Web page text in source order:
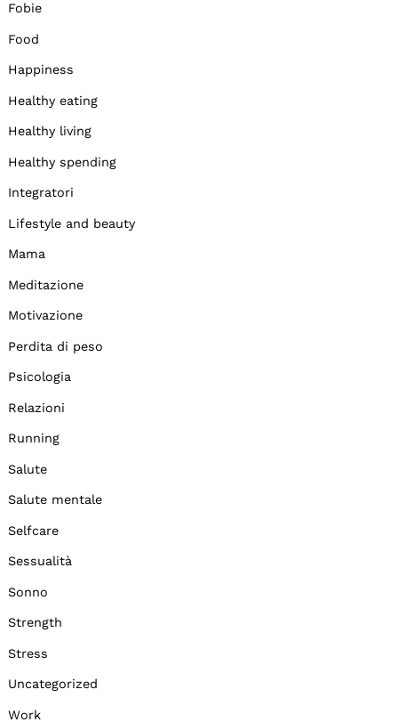
Fobie
Food
Happiness
Healthy eating
Healthy living
Healthy spending
Integratori
Lifestyle and beauty
Mama
Meditazione
Motivazione
Perdita di peso
Psicologia
Relazioni
Running
Salute
Salute mentale
Selfcare
Sessualità
Sonno
Strength
Stress
Uncategorized
Work